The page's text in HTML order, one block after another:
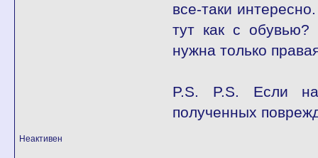
все-таки
тут как с
нужна только
P.S. P.S. Если
полученных
Неактивен